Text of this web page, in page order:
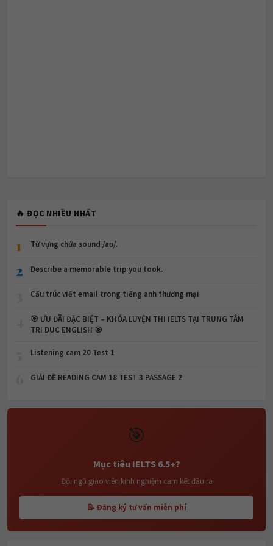
🔥 ĐỌC NHIỀU NHẤT
1 Từ vựng chứa sound /aʊ/.
2 Describe a memorable trip you took.
Cấu trúc viết email trong tiếng anh thương mại
🎯 ƯU ĐÃI ĐẶC BIỆT – KHÓA LUYỆN THI IELTS TẠI TRUNG TÂM
TRI DUC ENGLISH 🎯
Listening cam 20 Test 1
GIẢI ĐỀ READING CAM 18 TEST 3 PASSAGE 2
🎯
Mục tiêu IELTS 6.5+?
Đội ngũ giáo viên kinh nghiệm cam kết đầu ra
📝 Đăng ký tư vấn miễn phí